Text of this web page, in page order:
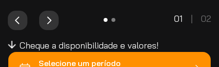
01 | 02
Cheque a disponibilidade e valores!